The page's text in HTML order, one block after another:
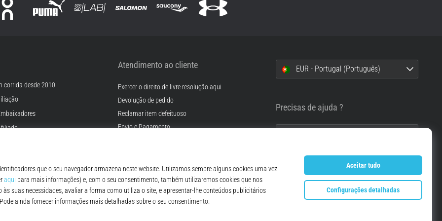
corrida desde 2010
Atendimento ao cliente
Exercer o direito de livre resolução aqui
Devolução de pedido
Reclamar item defeituoso
Envio e Pagamento
FAQ - Perguntas Frequentes
Regulamento de Proteção de Dados Pessoais
EUR - Portugal (Português)
Precisas de ajuda ?